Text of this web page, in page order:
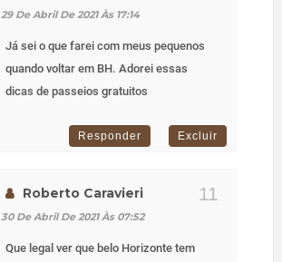
29 De Abril De 2021 Às 17:14
Já sei o que farei com meus pequenos
quando voltar em BH. Adorei essas
dicas de passeios gratuitos
Responder Excluir
Roberto Caravieri
30 De Abril De 2021 Às 07:52
Que legal ver que belo Horizonte tem